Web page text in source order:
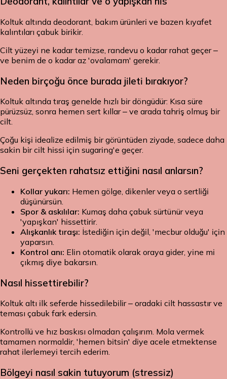
Koltuk altında deodorant, bakım ürünleri ve bazen kıyafet
kalıntıları çabuk birikir.
Cilt yüzeyi ne kadar temizse, randevu o kadar rahat geçer –
ve benim de o kadar az 'ovalamam' gerekir.
Neden birçoğu önce burada jileti bırakıyor?
Koltuk altında tıraş genelde hızlı bir döngüdür: Kısa süre
pürüzsüz, sonra hemen sert kıllar – ve arada tahriş olmuş bir
cilt.
Çoğu kişi idealize edilmiş bir görüntüden ziyade, sadece daha
sakin bir cilt hissi için sugaring'e geçer.
Seni gerçekten rahatsız ettiğini nasıl anlarsın?
Kollar yukarı: Hemen gölge, dikenler veya o sertliği
düşünürsün.
Spor & askılılar: Kumaş daha çabuk sürtünür veya
'yapışkan' hissettirir.
Alışkanlık tıraşı: İstediğin için değil, 'mecbur olduğu' için
yaparsın.
Kontrol anı: Elin otomatik olarak oraya gider, yine mi
çıkmış diye bakarsın.
Nasıl hissettirebilir?
Koltuk altı ilk seferde hissedilebilir – oradaki cilt hassastır ve
teması çabuk fark edersin.
Kontrollü ve hız baskısı olmadan çalışırım. Mola vermek
tamamen normaldir, 'hemen bitsin' diye acele etmektense
rahat ilerlemeyi tercih ederim.
Bölgeyi nasıl sakin tutuyorum (stressiz)